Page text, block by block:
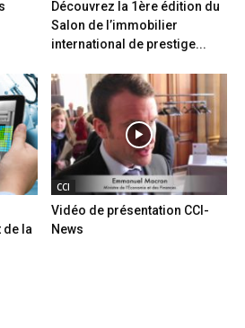
Découvrez la 1ère édition du
Salon de l’immobilier
international de prestige...
de la
CCI
Vidéo de présentation CCI-
News